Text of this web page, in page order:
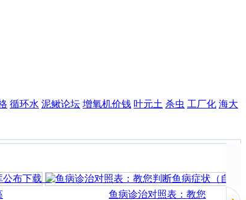
循环水 泥鳅论坛 增氧机价钱 叶元土 杀虫 工厂化 海大
鱼病诊治对照表：教您